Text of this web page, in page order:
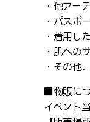
・他アー
・パスポ
・着用し
・肌への
・その他
■物販に
イベント